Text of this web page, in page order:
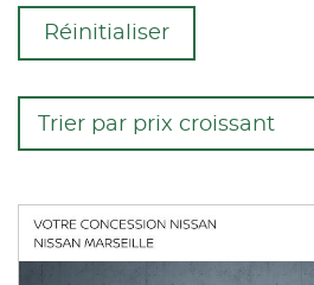
Réinitialiser
Trier par prix croissant